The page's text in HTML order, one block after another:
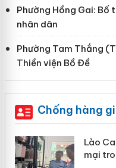
Phường Hồng Gai: Bố
nhân dân
Phường Tam Thắng
Thiền viện Bồ Đề
Chống hàng
Lào
mại